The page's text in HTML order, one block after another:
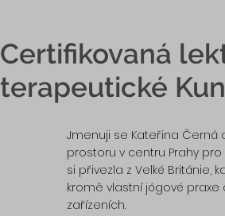
Certifikovaná
terapeutické
Jmenuji se Kateřina Černá
prostoru v centru Prahy
si přivezla z Velké Británie,
kromě vlastní jógové praxe
zařízeních.